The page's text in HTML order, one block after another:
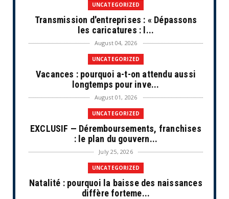
UNCATEGORIZED
Transmission d'entreprises : « Dépassons
les caricatures : l...
August 04, 2026
UNCATEGORIZED
Vacances : pourquoi a-t-on attendu aussi
longtemps pour inve...
August 01, 2026
UNCATEGORIZED
EXCLUSIF — Déremboursements, franchises
: le plan du gouvern...
July 25, 2026
UNCATEGORIZED
Natalité : pourquoi la baisse des naissances
diffère forteme...